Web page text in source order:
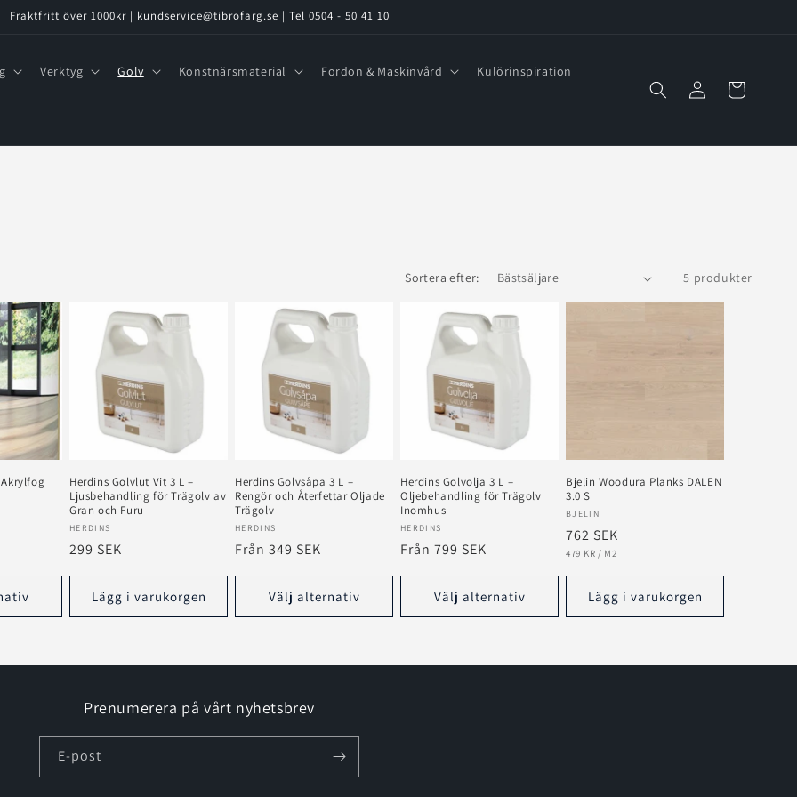
Fraktfritt över 1000kr | kundservice@tibrofarg.se | Tel 0504 - 50 41 10
Verktyg Golv Konstnärsmaterial Fordon & Maskinvård Kulörinspiration
Logga
in
Varukorg
Sortera efter: 5 produkter
Herdins Golvlut Vit 3 L –
Ljusbehandling för Trägolv av
Gran och Furu
Säljare:
HERDINS
Ordinarie
299 SEK
Lägg i varukorgen
Herdins Golvsåpa 3 L –
Rengör och Återfettar Oljade
Trägolv
Säljare:
HERDINS
Ordinarie
Från 349 SEK
Välj alternativ
Herdins Golvolja 3 L –
Oljebehandling för Trägolv
Inomhus
Säljare:
HERDINS
Ordinarie
Från 799 SEK
Välj alternativ
Bjelin Woodura Planks DALEN
3.0 S
Säljare:
BJELIN
Ordinarie
pris
762 SEK
ENHETSPRIS
479 KR / PER
M2
Lägg i varukorgen
Prenumerera på vårt nyhetsbrev
E-post